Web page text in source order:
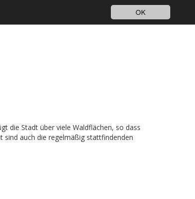
OK
DE
die Stadt über viele Waldflächen, so dass
sind auch die regelmäßig stattfindenden